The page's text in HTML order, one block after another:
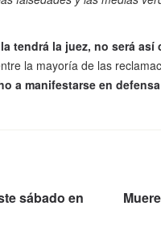
tendrá la juez, no será
la mayoría de las
a manifestarse en
sábado en